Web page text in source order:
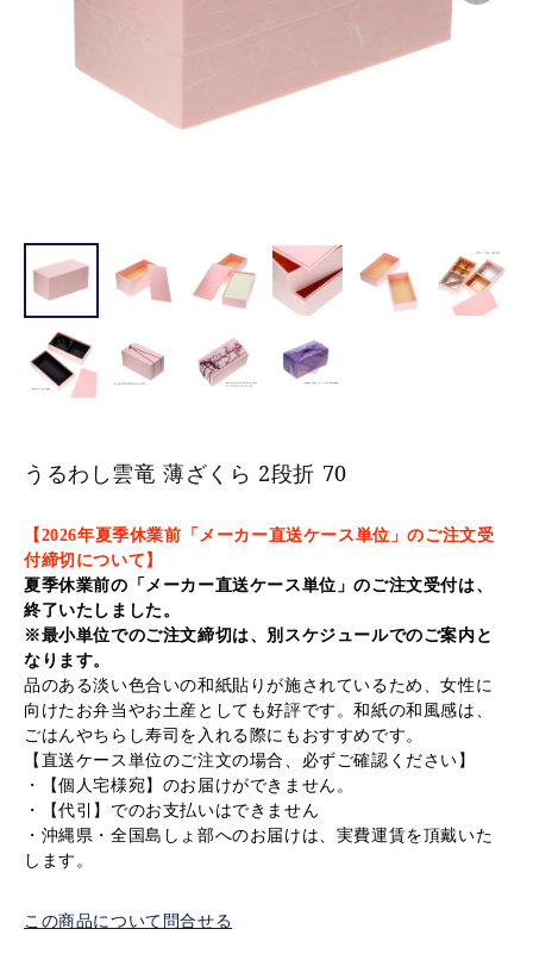
うるわし雲竜 薄ざくら 2段折 70
【2026年夏季休業前「メーカー直送ケース単位」のご注文受
付締切について】
夏季休業前の「メーカー直送ケース単位」のご注文受付は、
終了いたしました 。
※最小単位でのご注文締切は、別スケジュールでのご案内と
なります。
品のある淡い色合いの和紙貼りが施されているため、女性に
向けたお弁当やお土産としても好評です。和紙の和風感は、
ごはんやちらし寿司を入れる際にもおすすめです。
【直送ケース単位のご注文の場合、必ずご確認ください】
・【個人宅様宛】のお届けができません。
・【代引】でのお支払いはできません
・沖縄県・全国島しょ部へのお届けは、実費運賃を頂戴いた
します。
この商品について問合せる